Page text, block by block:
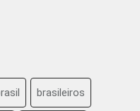
brasileiros